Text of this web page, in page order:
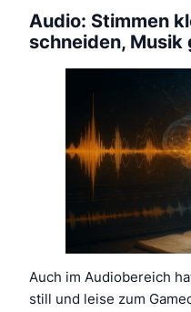
Audio: Stimmen
schneiden, Musik
Auch im Audiobereich
still und leise zum